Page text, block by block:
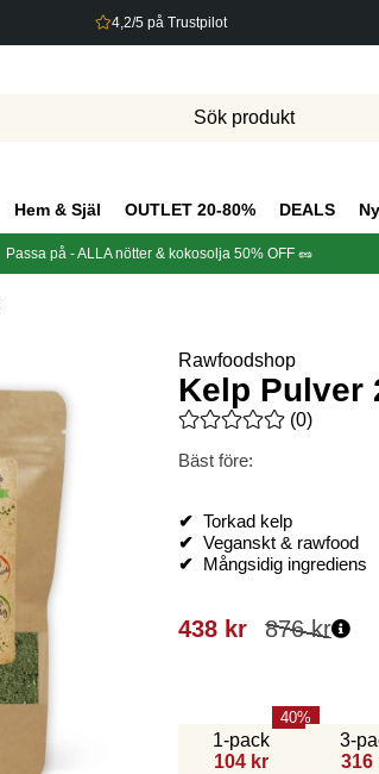
4,2/5 på Trustpilot
Hem & Själ OUTLET 20-80% DEALS
Passa på - ALLA nötter & kokosolja 50% OFF 🥜
Rawfoodshop
Kelp Pulver
Medelbetyg 0 av 5 Antal
(0)
Bäst före:
✔ Torkad kelp
✔ Veganskt & rawfood
✔
Mångsidig ingrediens
876kr
438 kr
1-pack
104 kr
40
3-
316